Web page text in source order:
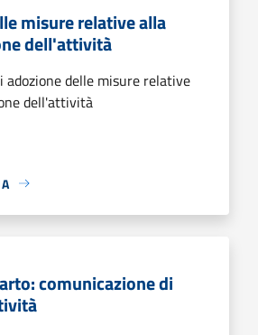
misure relative alla
dell'attività
adozione delle misure relative
dell'attività
comunicazione di